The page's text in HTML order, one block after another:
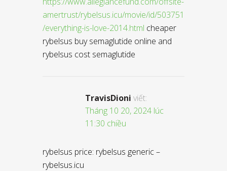
amertrust/rybelsus.icu/movie/id/503751
/everything-is-love-2014.html cheaper
rybelsus buy semaglutide online and
rybelsus cost semaglutide
TravisDioni viết:
Tháng 10 20, 2024 lúc
11:30 chiều
rybelsus price: rybelsus generic –
rybelsus.icu